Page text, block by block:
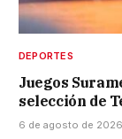
DEPORTES
Juegos
selección de
6 de agosto de 2026